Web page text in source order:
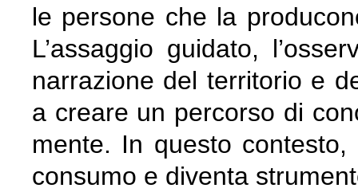
le persone che la
L’assaggio guidato,
narrazione del territorio e
a creare un percorso di
mente. In questo
consumo e diventa